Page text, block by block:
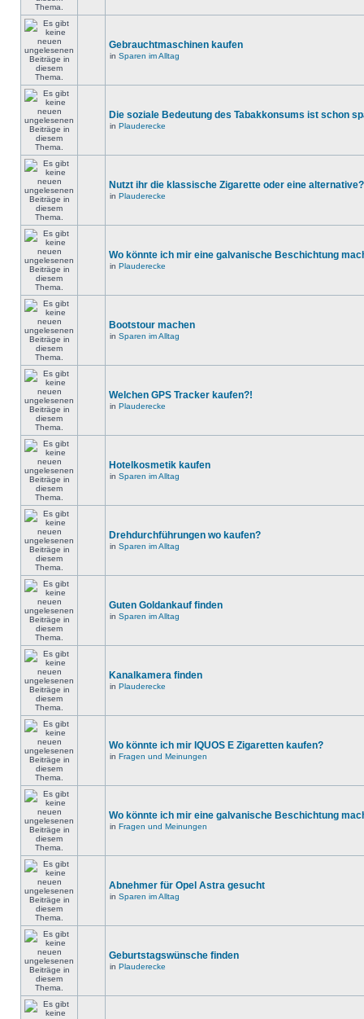
Gebrauchtmaschinen kaufen
in Sparen im Alltag
Die soziale Bedeutung des Tabakkonsums ist schon
in Plauderecke
Nutzt ihr die klassische Zigarette oder eine alternative?
in Plauderecke
Wo könnte ich mir eine galvanische Beschichtung
in Plauderecke
Bootstour machen
in Sparen im Alltag
Welchen GPS Tracker kaufen?!
in Plauderecke
Hotelkosmetik kaufen
in Sparen im Alltag
Drehdurchführungen wo kaufen?
in Sparen im Alltag
Guten Goldankauf finden
in Sparen im Alltag
Kanalkamera finden
in Plauderecke
Wo könnte ich mir IQUOS E Zigaretten kaufen?
in Fragen und Meinungen
Wo könnte ich mir eine galvanische Beschichtung
in Fragen und Meinungen
Abnehmer für Opel Astra gesucht
in Sparen im Alltag
Geburtstagswünsche finden
in Plauderecke